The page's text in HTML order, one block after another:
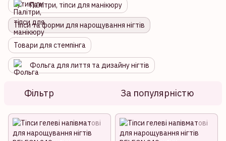
Палітри, тіпси для манікюру
Тіпси та форми для нарощування нігтів
Товари для стемпінга
Фольга для лиття та дизайну нігтів
Фільтр За популярністю